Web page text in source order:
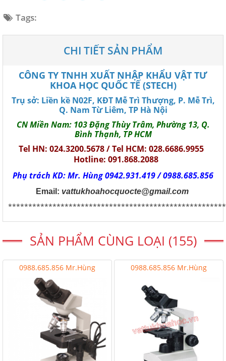
Tags:
CHI TIẾT SẢN PHẨM
CÔNG TY TNHH XUẤT NHẬP KHẨU VẬT TƯ
KHOA HỌC QUỐC TẾ (STECH)
Trụ sở: Liền kề N02F, KĐT Mễ Trì Thượng, P. Mễ Trì,
Q. Nam Từ Liêm, TP Hà Nội
CN Miền Nam: 103 Đặng Thùy Trâm, Phường 13, Q.
Bình Thạnh, TP HCM
Tel HN: 024.3200.5678 / Tel HCM: 028.6686.9955
Hotline: 091.868.2088
Phụ trách KD: Mr. Hùng 0942.931.419 / 0988.685.856
Email: vattukhoahocquocte@gmail.com
SẢN PHẨM CÙNG LOẠI (155)
0988.685.856 Mr.Hùng 0988.685.856 Mr.Hùng